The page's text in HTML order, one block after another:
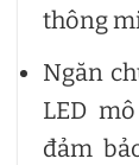
thông
Ngăn
LED
đảm